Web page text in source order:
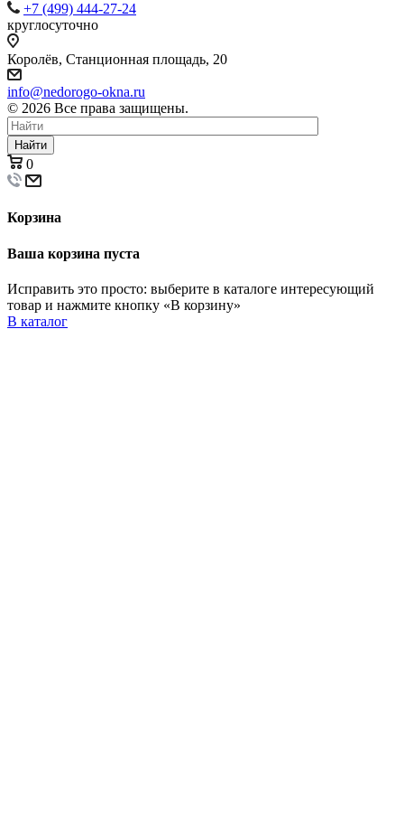
+7 (499) 444-27-24
круглосуточно
Королёв, Станционная площадь, 20
info@nedorogo-okna.ru
© 2026 Все права защищены.
Найти
0
Корзина
Ваша корзина пуста
Исправить это просто: выберите в каталоге интересующий
товар и нажмите кнопку «В корзину»
В каталог